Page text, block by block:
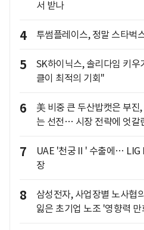
서 받나
4 투썸플레이스, 정말 스타벅
5
SK하이닉스, 솔리다임 키
클이 최적의 기회"
6
美 비중 큰 두산밥캣은 부
는 선전… 시장 전략에 엇갈
7
UAE '천궁Ⅱ' 수출에… LIG
장
8
삼성전자, 사업장별 노사협
잃은 초기업 노조 '영향력